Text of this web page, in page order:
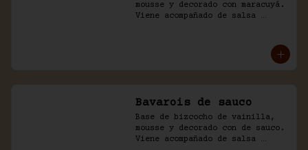
mousse y decorado con maracuyá.
Viene acompañado de salsa
Bavarois de sauco
Base de bizcocho de vainilla,
mousse y decorado con de sauco.
Viene acompañado de salsa